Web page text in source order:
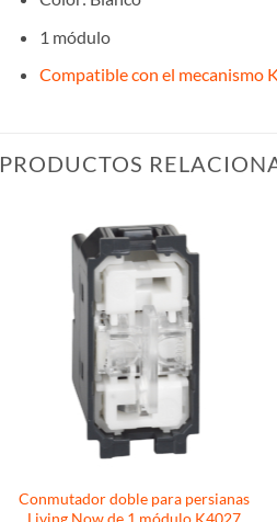
1 módulo
Compatible con el mecanismo
PRODUCTOS
Conmutador doble para persianas
Living Now de 1 módulo K4027